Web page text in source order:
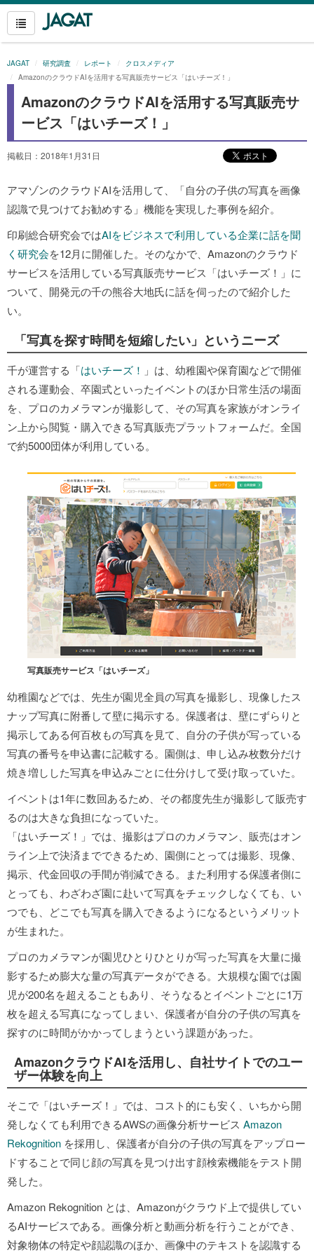
JAGAT 研究調査 レポート
クロスメディア
AmazonのクラウドAIを活用する写真販売サービス「はいチーズ！」
AmazonのクラウドAIを活用する写真販売サ
ービス「はいチーズ！」
掲載日：2018年1月31日
アマゾンのクラウドAIを活用して、「自分の子供の写真を画像
認識で見つけてお勧めする」機能を実現した事例を紹介。
印刷総合研究会ではAIをビジネスで利用している企業に話を聞
く研究会を12月に開催した。そのなかで、Amazonのクラウド
サービスを活用している写真販売サービス「はいチーズ！」に
ついて、開発元の千の熊谷大地氏に話を伺ったので紹介した
い。
「写真を探す時間を短縮したい」というニーズ
千が運営する「はいチーズ！ 」は、幼稚園や保育園などで開催
される運動会、卒園式といったイベントのほか日常生活の場面
を、プロのカメラマンが撮影して、その写真を家族がオンライ
ン上から閲覧・購入できる写真販売プラットフォームだ。全国
で約5000団体が利用している。
写真販売サービス「はいチーズ」
幼稚園などでは、先生が園児全員の写真を撮影し、現像したス
ナップ写真に附番して壁に掲示する。保護者は、壁にずらりと
掲示してある何百枚もの写真を見て、自分の子供が写っている
写真の番号を申込書に記載する。園側は、申し込み枚数分だけ
焼き増しした写真を申込みごとに仕分けして受け取っていた。
イベントは1年に数回あるため、その都度先生が撮影して販売す
るのは大きな負担になっていた。
「はいチーズ！」では、撮影はプロのカメラマン、販売はオン
ライン上で決済までできるため、園側にとっては撮影、現像、
掲示、代金回収の手間が削減できる。また利用する保護者側に
とっても、わざわざ園に赴いて写真をチェックしなくても、い
つでも、どこでも写真を購入できるようになるというメリット
が生まれた。
プロのカメラマンが園児ひとりひとりが写った写真を大量に撮
影するため膨大な量の写真データができる。大規模な園では園
児が200名を超えることもあり、そうなるとイベントごとに1万
枚を超える写真になってしまい、保護者が自分の子供の写真を
探すのに時間がかかってしまうという課題があった。
AmazonクラウドAIを活用し、自社サイトでのユー
ザー体験を向上
そこで「はいチーズ！」では、コスト的にも安く、いちから開
発しなくても利用できるAWSの画像分析サービス Amazon
Rekognition を採用し、保護者が自分の子供の写真をアップロー
ドすることで同じ顔の写真を見つけ出す顔検索機能をテスト開
発した。
Amazon Rekognition とは、Amazonがクラウド上で提供してい
るAIサービスである。画像分析と動画分析を行うことができ、
対象物体の特定や顔認識のほか、画像中のテキストを認識する